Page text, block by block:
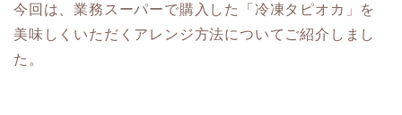
今回は、業務スーパーで購入した「冷凍タピオカ」を
美味しくいただくアレンジ方法についてご紹介しまし
た。